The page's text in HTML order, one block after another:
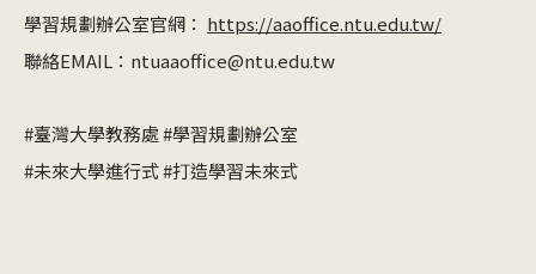
學習規劃辦公室官網： https://aaoffice.ntu.edu.tw/
聯絡EMAIL：ntuaaoffice@ntu.edu.tw
#臺灣大學教務處 #學習規劃辦公室
#未來大學進行式#打造學習未來式